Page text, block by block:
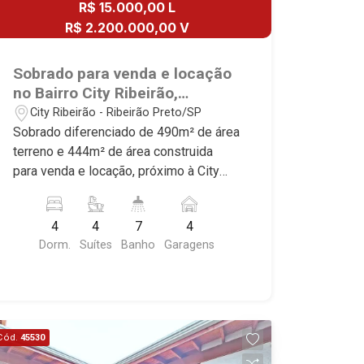
R$ 15.000,00 L
R$ 2.200.000,00 V
Sobrado para venda e locação
no Bairro City Ribeirão,
próximo à City Pão - Ribeirão
Preto/SP.
City Ribeirão - Ribeirão Preto/SP
Sobrado diferenciado de 490m² de área
terreno e 444m² de área construida
para venda e locação, próximo à City
Preto/SP. Conheça as características
deste imóvel que a Martinelli
Imobiliária selecionou para você: -
closet - Home - Sala 3 ambientes -
Escritório - Lavabo - Cozinha e área de
4
Dorm.
4
Suítes
7
Banho
4
Garagens
45530